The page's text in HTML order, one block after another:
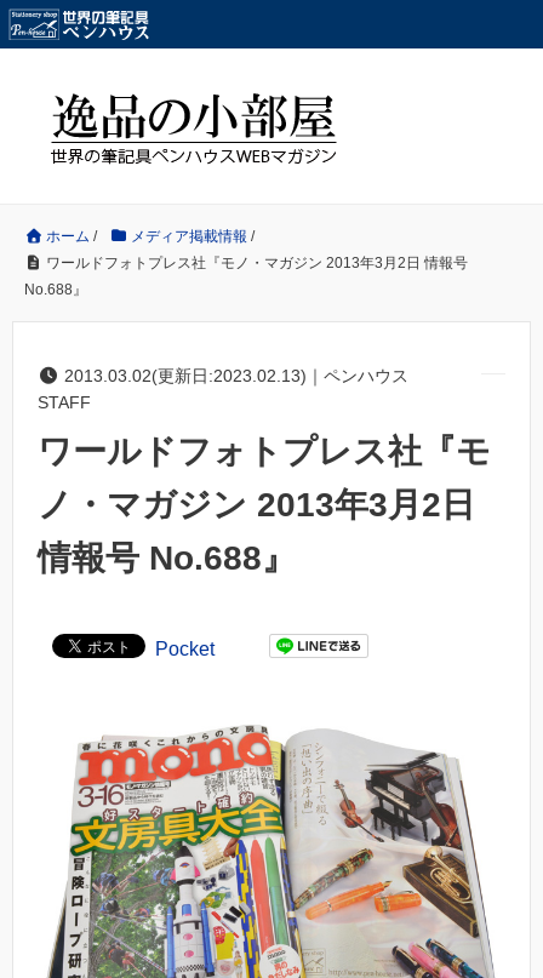
ホーム / メディア掲載情報 /
ワールドフォトプレス社『モノ・マガジン 2013年3月2日 情報号
No.688』
2013.03.02(更新日:2023.02.13)｜ペンハウス
STAFF
ワールドフォトプレス社『モ
ノ・マガジン 2013年3月2日
情報号 No.688』
Pocket